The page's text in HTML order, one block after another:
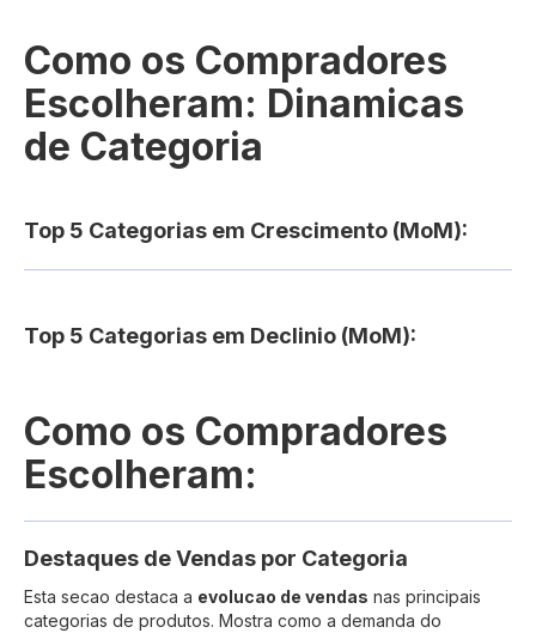
Como os Compradores
Escolheram: Dinamicas
de Categoria
Top 5 Categorias em Crescimento (MoM):
Top 5 Categorias em Declinio (MoM):
Como os Compradores
Escolheram:
Destaques de Vendas por Categoria
Esta secao destaca a evolucao de vendas nas principais
categorias de produtos. Mostra como a demanda do